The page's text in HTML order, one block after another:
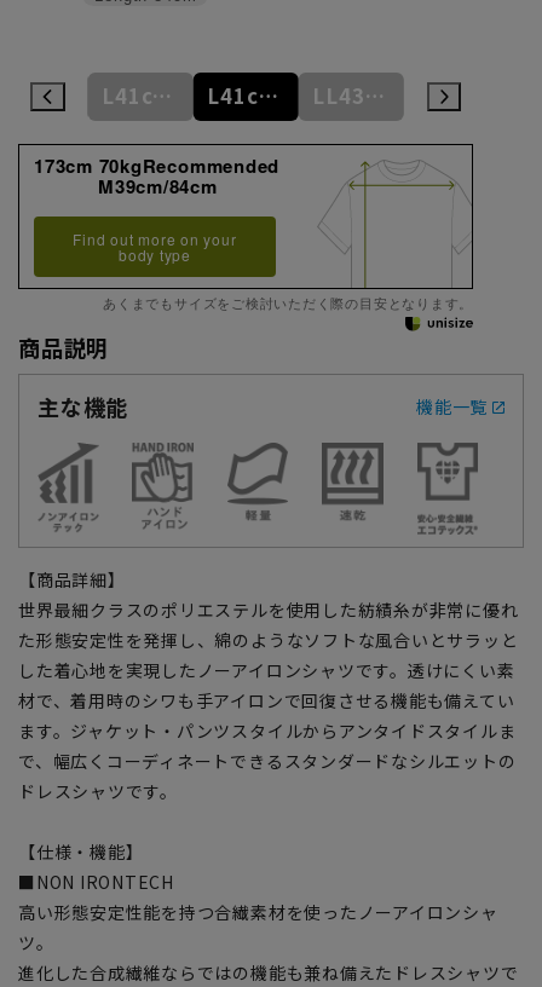
L41cm/84cm L41cm/86cm L41cm/88cm LL43cm/82cm
173cm 70kgRecommended
M39cm/84cm
Find out more on your
body type
あくまでもサイズをご検討いただく際の目安となります。
商品説明
主な機能
機能一覧
【商品詳細】
世界最細クラスのポリエステルを使用した紡績糸が非常に優れ
た形態安定性を発揮し、綿のようなソフトな風合いとサラッと
した着心地を実現したノーアイロンシャツです。透けにくい素
材で、着用時のシワも手アイロンで回復させる機能も備えてい
ます。ジャケット・パンツスタイルからアンタイドスタイルま
で、幅広くコーディネートできるスタンダードなシルエットの
ドレスシャツです。
【仕様・機能】
■NON IRONTECH
高い形態安定性能を持つ合繊素材を使ったノーアイロンシャ
ツ。
進化した合成繊維ならではの機能も兼ね備えたドレスシャツで